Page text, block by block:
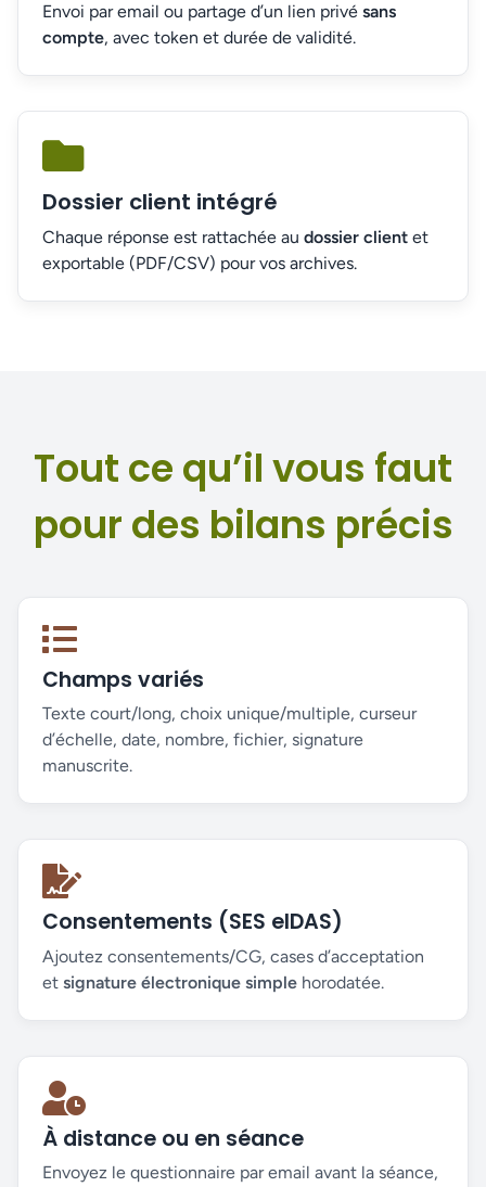
Envoi par email ou partage d’un lien privé sans
compte, avec token et durée de validité.
Dossier client intégré
Chaque réponse est rattachée au dossier client et
exportable (PDF/CSV) pour vos archives.
Tout ce qu’il vous faut
pour des bilans précis
Champs variés
Texte court/long, choix unique/multiple, curseur
d’échelle, date, nombre, fichier, signature
manuscrite.
Consentements (SES eIDAS)
Ajoutez consentements/CG, cases d’acceptation
et signature électronique simple horodatée.
À distance ou en séance
Envoyez le questionnaire par email avant la séance,